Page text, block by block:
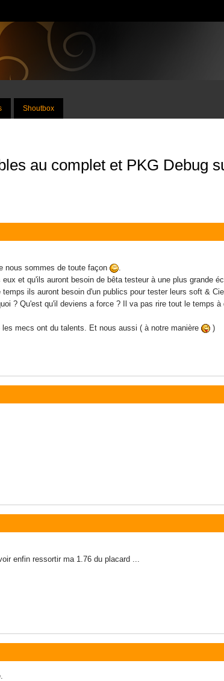
Shoutbox
au complet et PKG Debug
nous sommes de toute façon
.
et qu'ils auront besoin de bêta testeur à une plus grande
ils auront besoin d'un publics pour tester leurs soft &
? Qu'est qu'il deviens a force ? Il va pas rire tout le temps à
mecs ont du talents. Et nous aussi ( à notre manière )
enfin ressortir ma 1.76 du placard ...